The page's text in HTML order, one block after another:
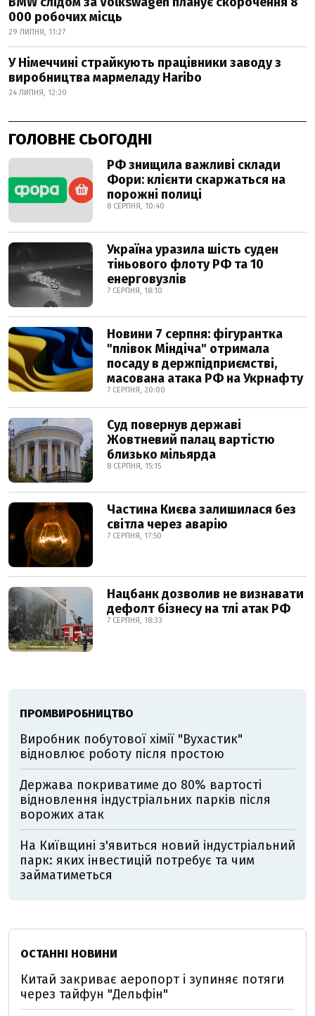
000 робочих місць
29 ЛИПНЯ, 11:27
У Німеччині страйкують працівники заводу з
виробництва мармеладу Haribo
24 ЛИПНЯ, 12:20
ГОЛОВНЕ СЬОГОДНІ
РФ знищила важливі склади
Фори: клієнти скаржаться на
порожні полиці
8 СЕРПНЯ, 10:40
Україна уразила шість суден
тіньового флоту РФ та 10
енерговузлів
7 СЕРПНЯ, 18:10
Новини 7 серпня: фігурантка
"плівок Міндіча" отримала
посаду в держпідприємстві,
масована атака РФ на Укрнафту
7 СЕРПНЯ, 20:00
Суд повернув державі
Жовтневий палац вартістю
близько мільярда
8 СЕРПНЯ, 15:15
Частина Києва залишилася без
світла через аварію
7 СЕРПНЯ, 17:50
Нацбанк дозволив не визнавати
дефолт бізнесу на тлі атак РФ
7 СЕРПНЯ, 18:33
ПРОМВИРОБНИЦТВО
Виробник побутової хімії "Вухастик"
відновлює роботу після простою
Держава покриватиме до 80% вартості
відновлення індустріальних парків після
ворожих атак
На Київщині з'явиться новий індустріальний
парк: яких інвестицій потребує та чим
займатиметься
ОСТАННІ НОВИНИ
Китай закриває аеропорт і зупиняє потяги
через тайфун "Дельфін"